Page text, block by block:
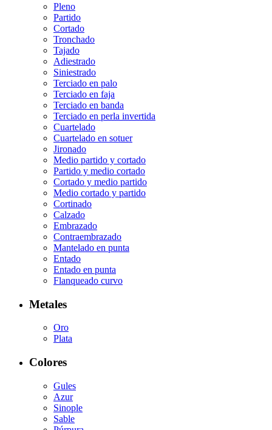
Pleno
Partido
Cortado
Tronchado
Tajado
Adiestrado
Siniestrado
Terciado en palo
Terciado en faja
Terciado en banda
Terciado en perla invertida
Cuartelado
Cuartelado en sotuer
Jironado
Medio partido y cortado
Partido y medio cortado
Cortado y medio partido
Medio cortado y partido
Cortinado
Calzado
Embrazado
Contraembrazado
Mantelado en punta
Entado
Entado en punta
Flanqueado curvo
Metales
Oro
Plata
Colores
Gules
Azur
Sinople
Sable